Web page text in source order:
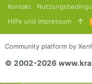
Kontakt
Hilfe und Impressum
Community platform by
© 2002-2026